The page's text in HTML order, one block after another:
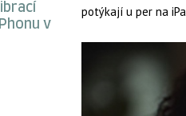
v
potýkají u per na